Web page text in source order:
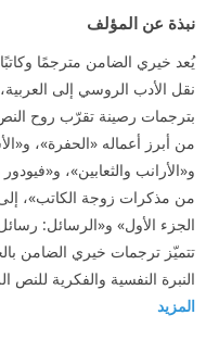
نبذة عن المؤلف
يُعد خيري الضامن مترجمًا
نقل الأدب الروسي إلى
بترجمات رصينة تقرّب روح النص
من أبرز أعماله «الحفرة»،
و«الأرانب والثعابين»،
من مذكرات زوجة الكاتب»،
الجزء الأول» و«الرسائل:
تتميّز ترجمات خيري الضامن
النبرة النفسية والفكرية
المزيد